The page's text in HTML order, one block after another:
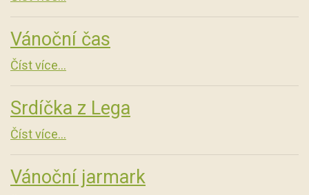
Vánoční čas
Číst více...
Srdíčka z Lega
Číst více...
Vánoční jarmark